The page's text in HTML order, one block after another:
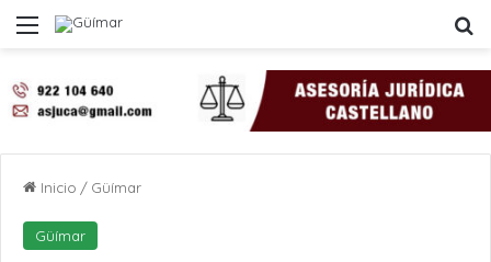
Menú
Inicio / Güímar
Güímar